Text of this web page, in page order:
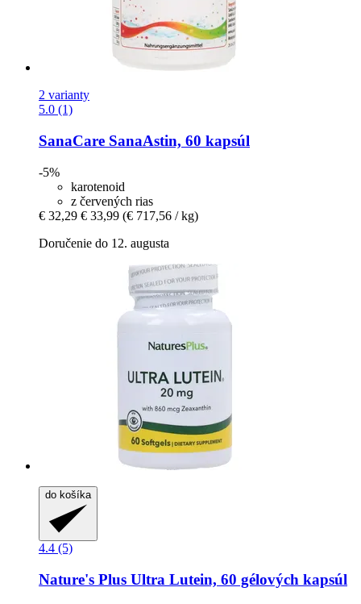
2 varianty
5.0 (1)
SanaCare SanaAstin, 60 kapsúl
-5%
karotenoid
z červených rias
€ 32,29 € 33,99 (€ 717,56 / kg)
Doručenie do 12. augusta
do košíka
4.4 (5)
Nature's Plus Ultra Lutein, 60 gélových kapsúl